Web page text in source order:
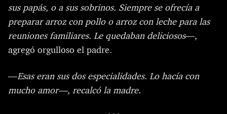
sus papás, o a sus sobrinos. Siempre se ofrecía a
preparar arroz con pollo o arroz con leche para las
reuniones familiares. Le quedaban deliciosos—,
agregó orgulloso el padre.
—Esas eran sus dos especialidades. Lo hacía con
mucho amor—, recalcó la madre.